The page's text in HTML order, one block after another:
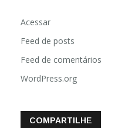
Acessar
Feed de posts
Feed de comentários
WordPress.org
COMPARTILHE